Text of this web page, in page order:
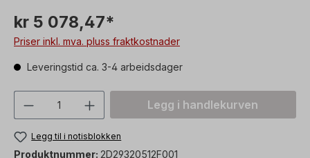
kr 5 078,47*
Priser inkl. mva. pluss fraktkostnader
Leveringstid ca. 3-4 arbeidsdager
Produktmengde: Skriv inn ønsket
Legg i handlekurven
Legg til i notisblokken
Produktnummer: 2D29320512F001